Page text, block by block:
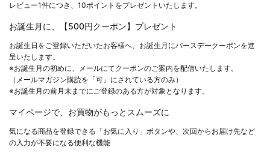
レビュー1件につき、10ポイントをプレゼントいたします。
お誕生月に、【500円クーポン】プレゼント
お誕生日をご登録いただいたお客様へ、お誕生月にバースデークーポンを進
呈いたします。
※お誕生月の初めに、メールにてクーポンのご案内を配信いたします。
（メールマガジン購読を「可」にされている方のみ）
※お誕生月の前月末までにご登録のある方が対象となります。
マイページで、お買物がもっとスムーズに
気になる商品を登録できる「お気に入り」ボタンや、次回からお届け先など
の入力が不要になる便利な機能